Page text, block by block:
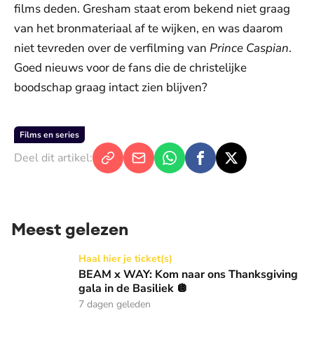
films deden. Gresham staat erom bekend niet graag
van het bronmateriaal af te wijken, en was daarom
niet tevreden over de verfilming van Prince Caspian.
Goed nieuws voor de fans die de christelijke
boodschap graag intact zien blijven?
Films en series
Deel dit artikel:
Meest gelezen
BEAM x WAY: Kom naar ons Thanksgiving gala in de
Haal hier je ticket(s)
BEAM x WAY: Kom naar ons Thanksgiving
gala in de Basiliek 🪩
7 dagen geleden